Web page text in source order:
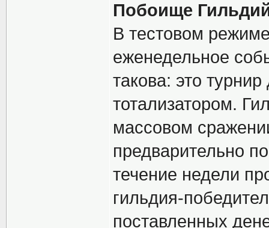
Побоище
В тестовом
еженедельное
такова: это
тотализатором.
массовом
предварительно
течение недели
гильдия-
поставленных